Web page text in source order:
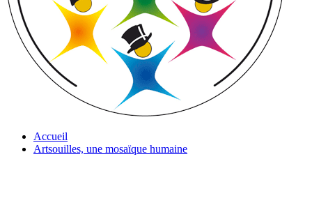
Accueil
Artsouilles, une mosaïque humaine